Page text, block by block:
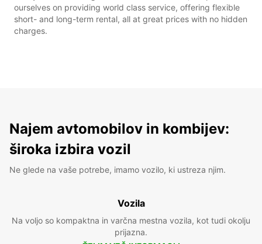
ourselves on providing world class service, offering flexible
short- and long-term rental, all at great prices with no hidden
charges.
Najem avtomobilov in kombijev:
široka izbira vozil
Ne glede na vaše potrebe, imamo vozilo, ki ustreza njim.
Vozila
Na voljo so kompaktna in varčna mestna vozila, kot tudi okolju
prijazna.